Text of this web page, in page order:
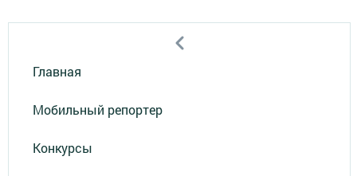
Главная
Мобильный репортер
Конкурсы